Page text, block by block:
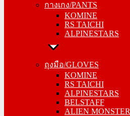
กางเกง/PANTS
KOMINE
RS TAICHI
ALPINESTARS
ถุงมือ/GLOVES
KOMINE
RS TAICHI
ALPINESTARS
BELSTAFF
ALIEN MONSTER
RS TAICHI
ALPINESTARS
ถุงมือ/GLOVES
RS TAICHI
ALPINESTARS
BELSTAFF
ALIEN MONSTER